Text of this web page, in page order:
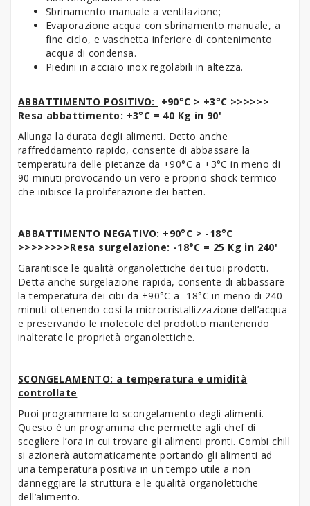
Sbrinamento manuale a ventilazione;
Evaporazione acqua con sbrinamento manuale, a
fine ciclo, e vaschetta inferiore di contenimento
acqua di condensa.
Piedini in acciaio inox regolabili in altezza.
ABBATTIMENTO POSITIVO:
+90°C > +3°C >>>>>>
Resa abbattimento: +3°C = 40 Kg in 90'
Allunga la durata degli alimenti. Detto anche
raffreddamento rapido, consente di abbassare la
temperatura delle pietanze da +90°C a +3°C in meno di
90 minuti provocando un vero e proprio shock termico
che inibisce la proliferazione dei batteri.
ABBATTIMENTO NEGATIVO: +90°C > -18°C
>>>>>>>>Resa surgelazione: -18°C = 25 Kg in 240'
Garantisce le qualità organolettiche dei tuoi prodotti.
Detta anche surgelazione rapida, consente di abbassare
la temperatura dei cibi da +90°C a -18°C in meno di 240
minuti ottenendo così la microcristallizzazione dell’acqua
e preservando le molecole del prodotto mantenendo
inalterate le proprietà organolettiche.
SCONGELAMENTO: a temperatura e umidità
controllate
Puoi programmare lo scongelamento degli alimenti.
Questo è un programma che permette agli chef di
scegliere l’ora in cui trovare gli alimenti pronti. Combi chill
si azionerà automaticamente portando gli alimenti ad
una temperatura positiva in un tempo utile a non
danneggiare la struttura e le qualità organolettiche
dell’alimento.